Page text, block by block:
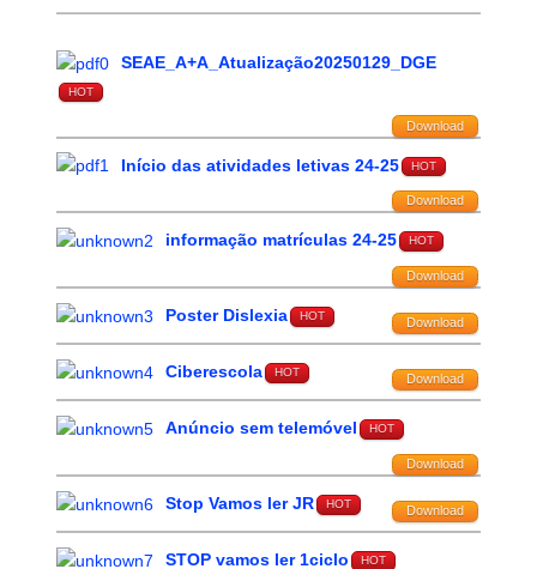
SEAE_A+A_Atualização20250129_DGE
HOT
Download
Início das atividades letivas 24-25 HOT
Download
informação matrículas 24-25 HOT
Download
Poster Dislexia HOT Download
Ciberescola HOT Download
Anúncio sem telemóvel HOT
Download
Stop Vamos ler JR HOT Download
STOP vamos ler 1ciclo HOT